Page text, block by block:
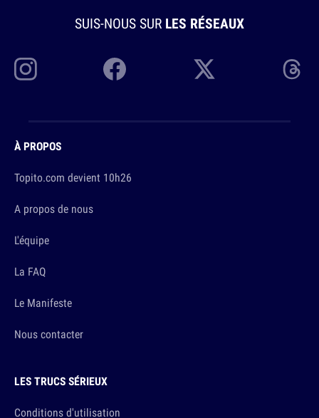
SUIS-NOUS SUR LES RÉSEAUX
À PROPOS
Topito.com devient 10h26
A propos de nous
L'équipe
La FAQ
Le Manifeste
Nous contacter
LES TRUCS SÉRIEUX
Conditions d'utilisation